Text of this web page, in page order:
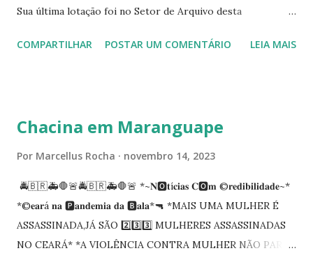
Sua última lotação foi no Setor de Arquivo desta
Siqueira Amorim faleceu em 28 de fevereiro e encerrou a
enquanto atuaram nesta instituição.
COMPARTILHAR POSTAR UM COMENTÁRIO LEIA MAIS
Chacina em Maranguape
Por Marcellus Rocha novembro 14, 2023
🚔🇧🇷🚑🛑🚨🚔🇧🇷🚑🛑🚨 *~𝐍🅾️𝐭í𝐜𝐢𝐚𝐬 𝐂🅾️𝐦 ©️𝐫𝐞𝐝𝐢𝐛𝐢𝐥𝐢𝐝𝐚𝐝𝐞~*
*©️𝐞𝐚𝐫á 𝐧𝐚 🅿️𝐚𝐧𝐝𝐞𝐦𝐢𝐚 𝐝𝐚 🅱️𝐚𝐥𝐚*🔫 *MAIS UMA MULHER É
ASSASSINADA,JÁ SÃO 2️⃣3️⃣3️⃣ MULHERES ASSASSINADAS
NO CEARÁ* *A VIOLÊNCIA CONTRA MULHER NÃO PARA